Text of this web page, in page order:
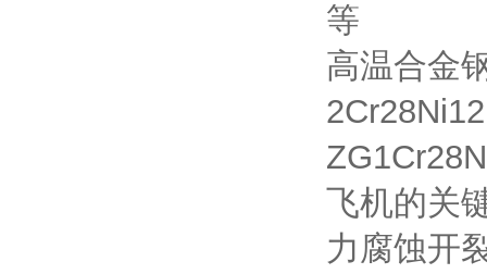
等
高温合金
飞机的关
力腐蚀开